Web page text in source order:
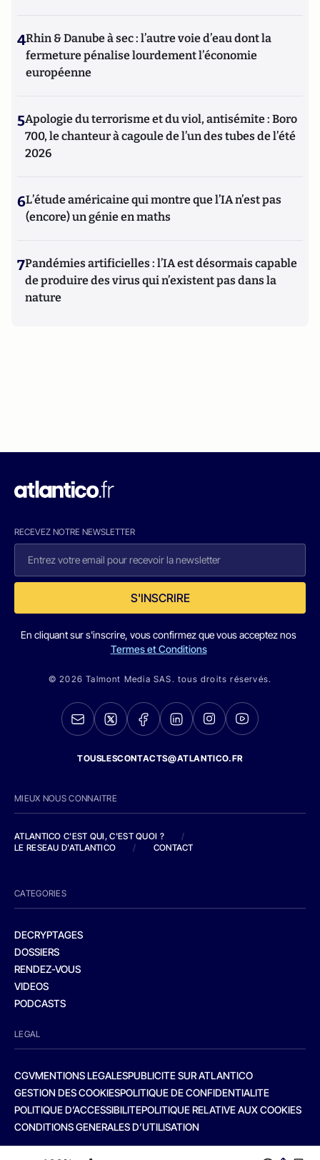
4Rhin & Danube à sec : l’autre voie d’eau dont la
fermeture pénalise lourdement l’économie
européenne
5Apologie du terrorisme et du viol, antisémite : Boro
700, le chanteur à cagoule de l’un des tubes de l’été
2026
6L’étude américaine qui montre que l’IA n’est pas
(encore) un génie en maths
7Pandémies artificielles : l’IA est désormais capable
de produire des virus qui n’existent pas dans la
nature
RECEVEZ NOTRE NEWSLETTER
S'INSCRIRE
En cliquant sur s'inscrire, vous confirmez que vous acceptez nos
Termes et Conditions
© 2026 Talmont Media SAS. tous droits réservés.
TOUSLESCONTACTS@ATLANTICO.FR
MIEUX NOUS CONNAITRE
ATLANTICO C'EST QUI, C'EST QUOI ?
/
LE RESEAU D'ATLANTICO
/ CONTACT
CATEGORIES
DECRYPTAGES
DOSSIERS
RENDEZ-VOUS
VIDEOS
PODCASTS
LEGAL
CGVMENTIONS LEGALESPUBLICITE SUR ATLANTICO
GESTION DES COOKIESPOLITIQUE DE CONFIDENTIALITE
POLITIQUE D’ACCESSIBILITEPOLITIQUE RELATIVE AUX COOKIES
CONDITIONS GENERALES D’UTILISATION